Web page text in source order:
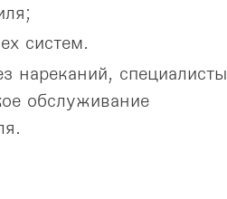
систем.
нареканий, специалисты
обслуживание